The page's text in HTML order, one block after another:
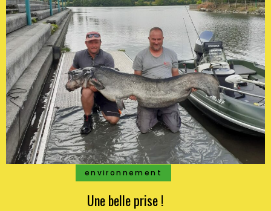
environnement
Une belle prise !